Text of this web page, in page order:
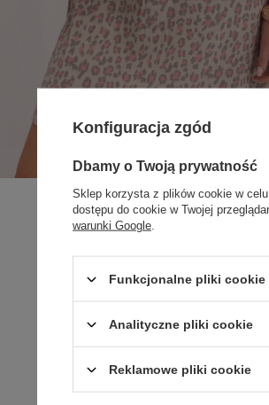
Konfiguracja zgód
Dbamy o Twoją prywatność
Sklep korzysta z plików cookie w
dostępu do cookie w Twojej
warunki Google
Funkcjonalne pliki cookie
Analityczne pliki cookie
Reklamowe pliki cookie